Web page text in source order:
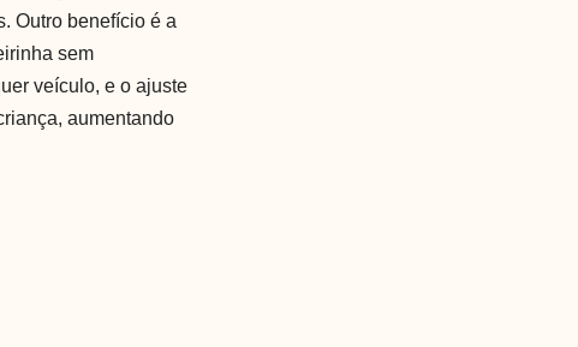
Outro benefício é a
sem
veículo, e o ajuste
aumentando